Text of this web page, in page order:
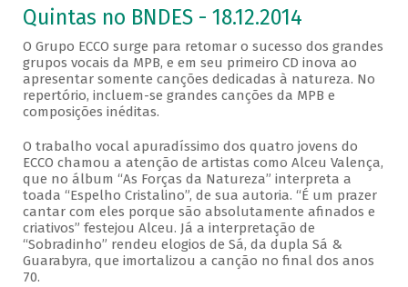
Quintas no BNDES - 18.12.2014
O Grupo ECCO surge para retomar o sucesso dos grandes
grupos vocais da MPB, e em seu primeiro CD inova ao
apresentar somente canções dedicadas à natureza. No
repertório, incluem-se grandes canções da MPB e
composições inéditas.
O trabalho vocal apuradíssimo dos quatro jovens do
ECCO chamou a atenção de artistas como Alceu Valença,
que no álbum “As Forças da Natureza” interpreta a
toada “Espelho Cristalino”, de sua autoria. “É um prazer
cantar com eles porque são absolutamente afinados e
criativos” festejou Alceu. Já a interpretação de
“Sobradinho” rendeu elogios de Sá, da dupla Sá &
Guarabyra, que imortalizou a canção no final dos anos
70.